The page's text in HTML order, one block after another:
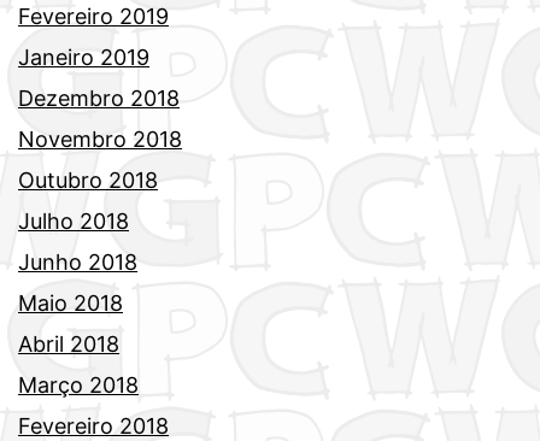
Fevereiro 2019
Janeiro 2019
Dezembro 2018
Novembro 2018
Outubro 2018
Julho 2018
Junho 2018
Maio 2018
Abril 2018
Março 2018
Fevereiro 2018